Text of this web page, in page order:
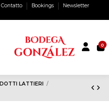
Contatto Bookings
Newsletter
0
LATTIERI